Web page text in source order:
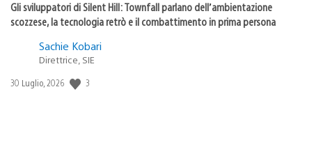
Gli sviluppatori di Silent Hill: Townfall parlano dell’ambientazione
scozzese, la tecnologia retrò e il combattimento in prima persona
Sachie Kobari
Direttrice, SIE
Data
30 Luglio, 2026 3